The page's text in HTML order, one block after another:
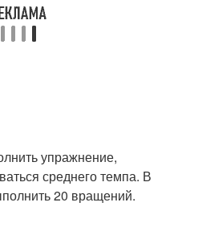
упражнение,
среднего темпа. В
20 вращений.